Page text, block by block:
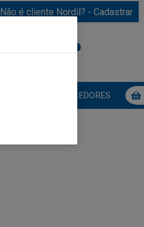
Não é cliente Nordil? - Cadastrar
FORNECEDORES